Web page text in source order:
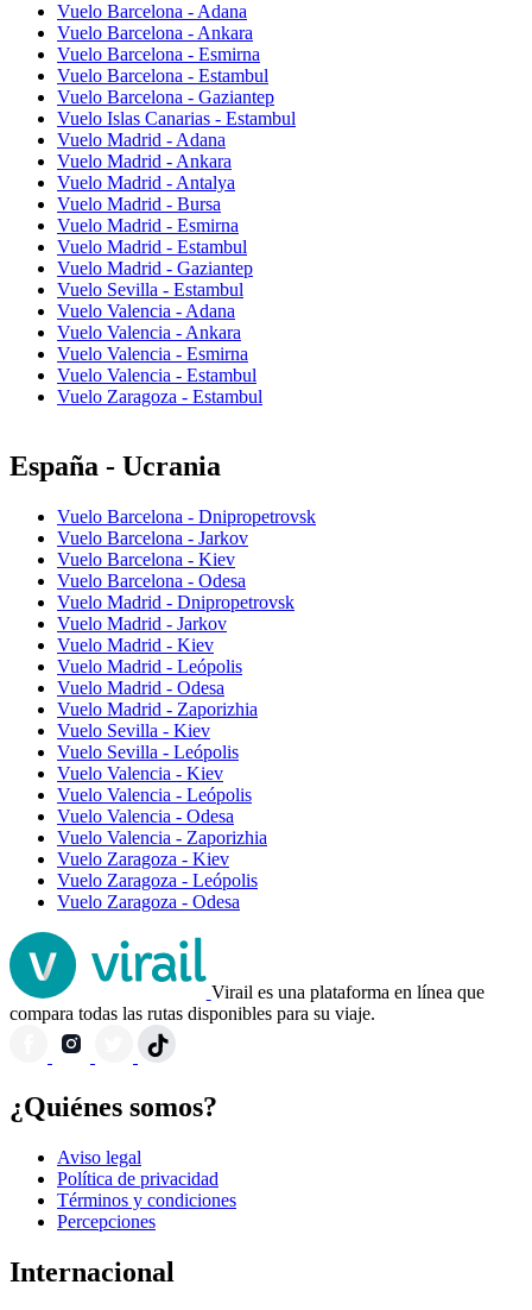
Vuelo Barcelona - Adana
Vuelo Barcelona - Ankara
Vuelo Barcelona - Esmirna
Vuelo Barcelona - Estambul
Vuelo Barcelona - Gaziantep
Vuelo Islas Canarias - Estambul
Vuelo Madrid - Adana
Vuelo Madrid - Ankara
Vuelo Madrid - Antalya
Vuelo Madrid - Bursa
Vuelo Madrid - Esmirna
Vuelo Madrid - Estambul
Vuelo Madrid - Gaziantep
Vuelo Sevilla - Estambul
Vuelo Valencia - Adana
Vuelo Valencia - Ankara
Vuelo Valencia - Esmirna
Vuelo Valencia - Estambul
Vuelo Zaragoza - Estambul
España - Ucrania
Vuelo Barcelona - Dnipropetrovsk
Vuelo Barcelona - Jarkov
Vuelo Barcelona - Kiev
Vuelo Barcelona - Odesa
Vuelo Madrid - Dnipropetrovsk
Vuelo Madrid - Jarkov
Vuelo Madrid - Kiev
Vuelo Madrid - Leópolis
Vuelo Madrid - Odesa
Vuelo Madrid - Zaporizhia
Vuelo Sevilla - Kiev
Vuelo Sevilla - Leópolis
Vuelo Valencia - Kiev
Vuelo Valencia - Leópolis
Vuelo Valencia - Odesa
Vuelo Valencia - Zaporizhia
Vuelo Zaragoza - Kiev
Vuelo Zaragoza - Leópolis
Vuelo Zaragoza - Odesa
Virail es una plataforma en línea que
compara todas las rutas disponibles para su viaje.
¿Quiénes somos?
Aviso legal
Política de privacidad
Términos y condiciones
Percepciones
Internacional